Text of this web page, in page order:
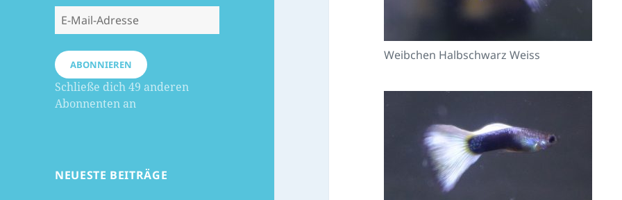
E-
Mail-
Adresse
ABONNIEREN
Schließe dich 49 anderen
Abonnenten an
NEUESTE BEITRÄGE
Weibchen Halbschwarz Weiss